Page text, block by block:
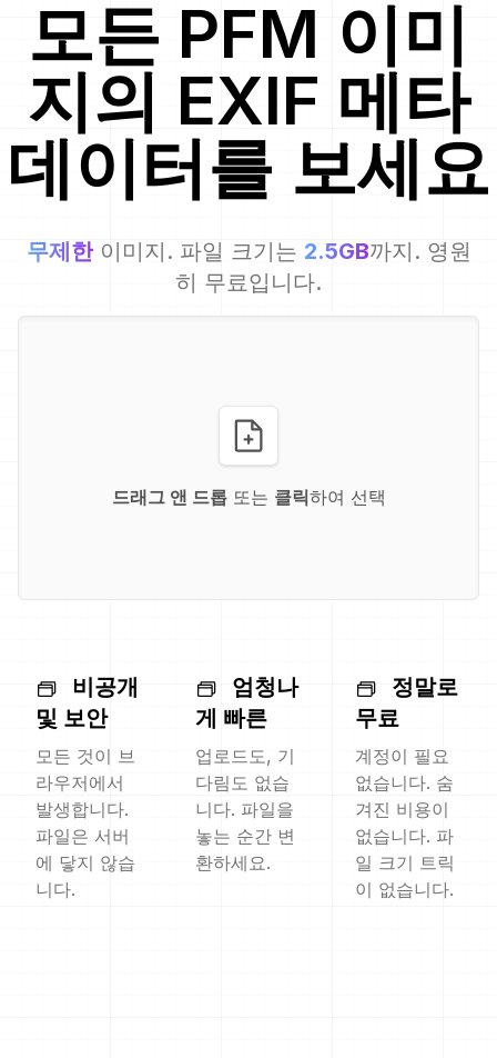
모든 PFM 이미
지의 EXIF 메타
데이터를 보세요
무제한 이미지. 파일 크기는 2.5GB까지. 영원
히 무료입니다.
드래그 앤 드롭또는 클릭하여 선택
비공개
및 보안
모든 것이 브
라우저에서
발생합니다.
파일은 서버
에 닿지 않습
니다.
엄청나
게 빠른
업로드도, 기
다림도 없습
니다. 파일을
놓는 순간 변
환하세요.
정말로
무료
계정이 필요
없습니다. 숨
겨진 비용이
없습니다. 파
일 크기 트릭
이 없습니다.